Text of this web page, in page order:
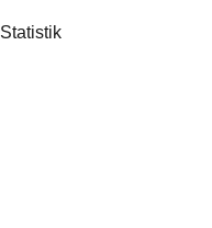
Statistik